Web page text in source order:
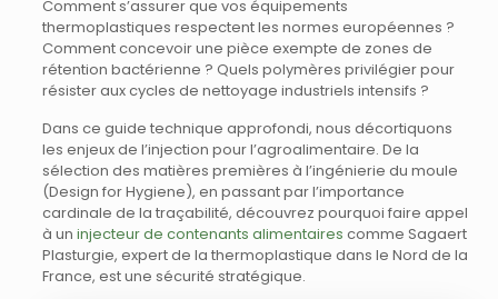
Comment s’assurer que vos équipements
thermoplastiques respectent les normes européennes ?
Comment concevoir une pièce exempte de zones de
rétention bactérienne ? Quels polymères privilégier pour
résister aux cycles de nettoyage industriels intensifs ?
Dans ce guide technique approfondi, nous décortiquons
les enjeux de l’injection pour l’agroalimentaire. De la
sélection des matières premières à l’ingénierie du moule
(Design for Hygiene), en passant par l’importance
cardinale de la traçabilité, découvrez pourquoi faire appel
à un injecteur de contenants alimentaires comme Sagaert
Plasturgie, expert de la thermoplastique dans le Nord de la
France, est une sécurité stratégique.